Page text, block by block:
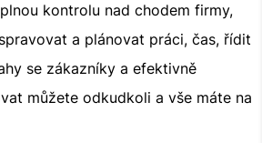
kontrolu nad chodem firmy,
a plánovat práci, čas, řídit
se zákazníky a efektivně
můžete odkudkoli a vše máte na